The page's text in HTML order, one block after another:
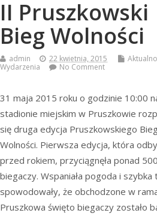
II Pruszkowski
Bieg Wolności
admin 22 kwietnia, 2015
Wydarzenia
No Comment
31 maja 2015 roku o godzinie 10:00
stadionie miejskim w Pruszkowie
się druga edycja Pruszkowskiego
Wolności. Pierwsza edycja, która
przed rokiem, przyciągnęła ponad 500
biegaczy. Wspaniała pogoda i szybka
spowodowały, że obchodzone w
Pruszkowa święto biegaczy zostało